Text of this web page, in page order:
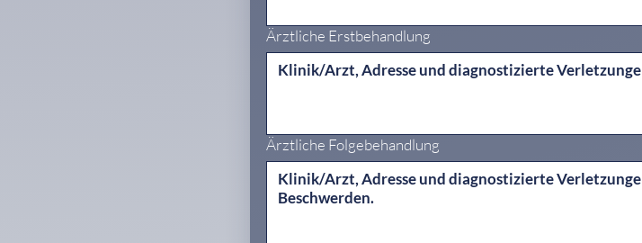
Ärztliche Erstbehandlung
Ärztliche Folgebehandlung